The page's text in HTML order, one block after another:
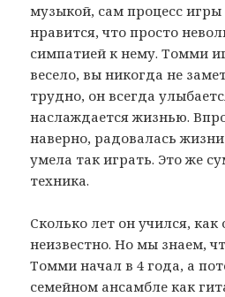
музыкой, сам процесс игры
нравится, что просто
симпатией к нему. Томми
весело, вы никогда не
трудно, он всегда
наслаждается жизнью.
наверно, радовалась
умела так играть. Это же
техника.
Сколько лет он учился,
неизвестно. Но мы знаем,
Томми начал в 4 года, а
семейном ансамбле как